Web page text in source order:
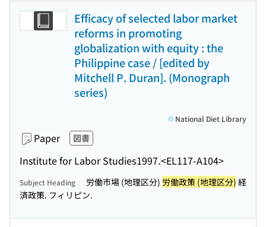
Efficacy of selected labor market
reforms in promoting
globalization with equity : the
Philippine case / [edited by
Mitchell P. Duran]. (Monograph
series)
Paper 図書
Institute for Labor Studies1997.<EL117-A104>
National Diet Library
Subject Heading 労働市場 (地理区分) 労働政策 (地理区分) 経
済政策. フィリピン.